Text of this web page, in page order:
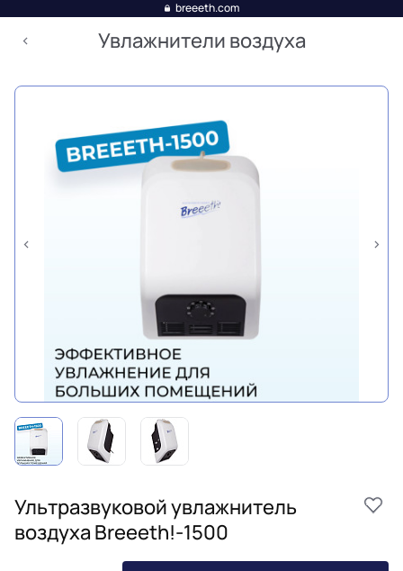
breeeth.com
Увлажнители воздуха
Ультразвуковой увлажнитель
воздуха Breeeth!-1500